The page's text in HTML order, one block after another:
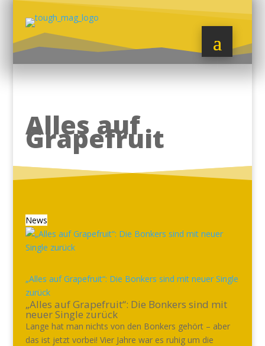
Alles auf
Grapefruit
News
„Alles auf Grapefruit“: Die Bonkers sind mit neuer Single
zurück
„Alles auf Grapefruit“: Die Bonkers sind mit
neuer Single zurück
Lange hat man nichts von den Bonkers gehört – aber
das ist jetzt vorbei! Vier Jahre war es ruhig um die